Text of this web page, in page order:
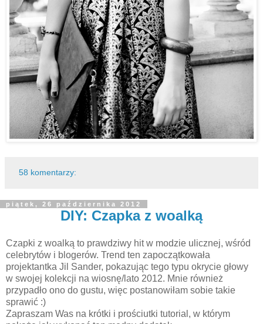
58 komentarzy:
piątek, 26 października 2012
DIY: Czapka z woalką
Czapki z woalką to prawdziwy hit w modzie ulicznej, wśród
celebrytów i blogerów. Trend ten zapoczątkowała
projektantka Jil Sander, pokazując tego typu okrycie głowy
w swojej kolekcji na wiosnę/lato 2012. Mnie również
przypadło ono do gustu, więc postanowiłam sobie takie
sprawić :)
Zapraszam Was na krótki i prościutki tutorial, w którym